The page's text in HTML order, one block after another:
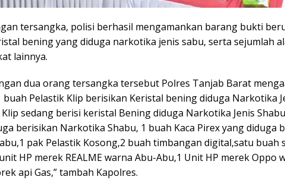
tersangka, polisi berhasil mengamankan barang bukti
bening yang diduga narkotika jenis sabu, serta sejumlah
lainnya.
dua orang tersangka tersebut Polres Tanjab Barat
buah Pelastik Klip berisikan Keristal bening diduga Narkotika
sedang berisi keristal Bening diduga Narkotika Jenis
berisikan Narkotika Shabu, 1 buah Kaca Pirex yang diduga
pak Pelastik Kosong,2 buah timbangan digital,satu buah
HP merek REALME warna Abu-Abu,1 Unit HP merek Oppo
api Gas,” tambah Kapolres.